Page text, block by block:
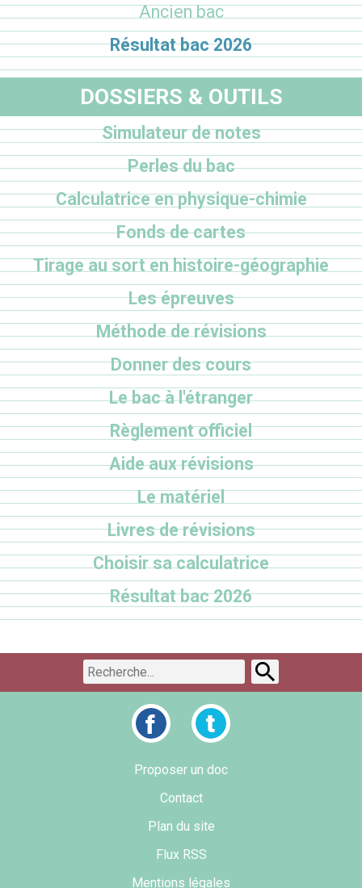
Ancien bac
Résultat bac 2026
DOSSIERS & OUTILS
Simulateur de notes
Perles du bac
Calculatrice en physique-chimie
Fonds de cartes
Tirage au sort en histoire-géographie
Les épreuves
Méthode de révisions
Donner des cours
Le bac à l'étranger
Règlement officiel
Aide aux révisions
Le matériel
Livres de révisions
Choisir sa calculatrice
Résultat bac 2026
Proposer un doc
Contact
Plan du site
Flux RSS
Mentions légales